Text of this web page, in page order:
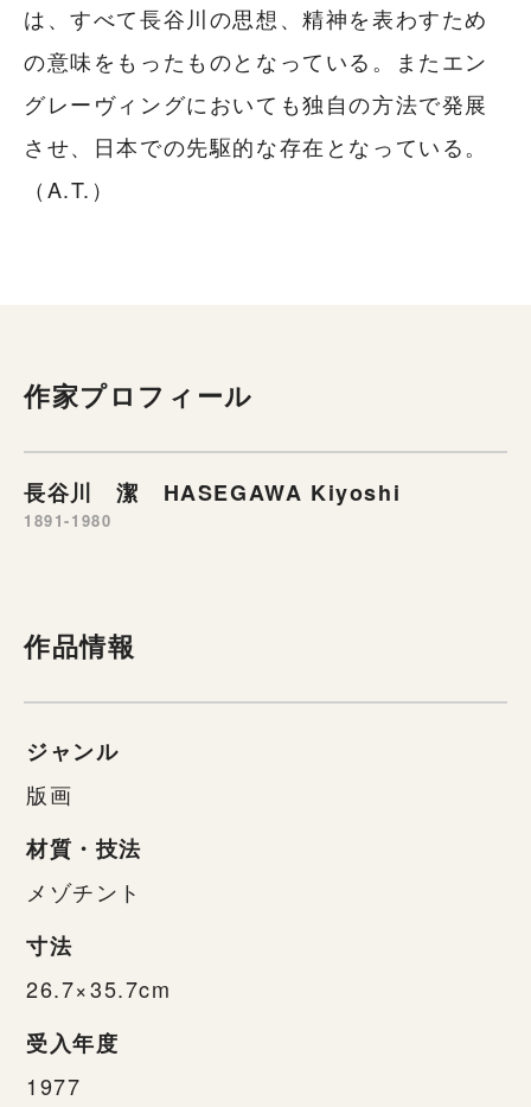
は、すべて長谷川の思想、精神を表わすため
の意味をもったものとなっている。またエン
グレーヴィングにおいても独自の方法で発展
させ、日本での先駆的な存在となっている。
（A.T.）
作家プロフィール
長谷川 潔 HASEGAWA Kiyoshi
1891-1980
作品情報
ジャンル
版画
材質・技法
メゾチント
寸法
26.7×35.7cm
受入年度
1977